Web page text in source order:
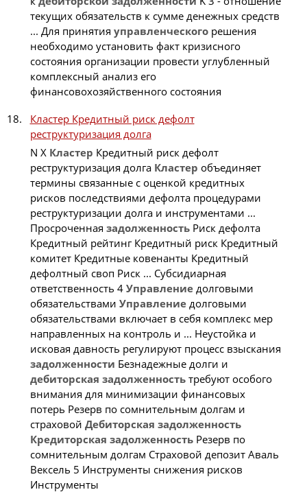
текущих обязательств к сумме денежных средств
... Для принятия управленческогорешения
необходимо установить факт кризисного
состояния организации провести углубленный
комплексный анализ его
финансовохозяйственного состояния
Кластер Кредитный риск дефолт
реструктуризация долга
N X Кластер Кредитный риск дефолт
реструктуризация долга Кластер объединяет
термины связанные с оценкой кредитных
рисков последствиями дефолта процедурами
реструктуризации долга и инструментами ...
Просроченная задолженностьРиск дефолта
Кредитный рейтинг Кредитный риск Кредитный
комитет Кредитные ковенанты Кредитный
дефолтный своп Риск ... Субсидиарная
ответственность 4 Управлениедолговыми
обязательствами Управлениедолговыми
обязательствами включает в себя комплекс мер
направленных на контроль и ... Неустойка и
исковая давность регулируют процесс взыскания
задолженности Безнадежные долги и
дебиторская задолженностьтребуют особого
внимания для минимизации финансовых
потерь Резерв по сомнительным долгам и
страховой Дебиторская задолженность
Кредиторская задолженностьРезерв по
сомнительным долгам Страховой депозит Аваль
Вексель 5 Инструменты снижения рисков
Инструменты